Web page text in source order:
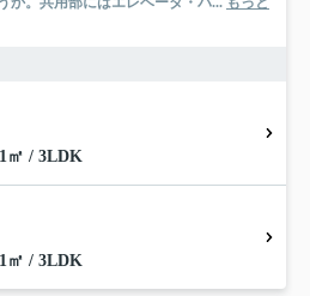
㎡ / 3LDK
㎡ / 3LDK